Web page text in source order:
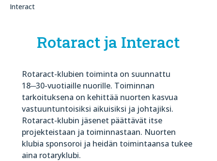
Interact
Rotaract ja Interact
Rotaract-klubien toiminta on suunnattu
18─30-vuotiaille nuorille. Toiminnan
tarkoituksena on kehittää nuorten kasvua
vastuuntuntoisiksi aikuisiksi ja johtajiksi.
Rotaract-klubin jäsenet päättävät itse
projekteistaan ja toiminnastaan. Nuorten
klubia sponsoroi ja heidän toimintaansa tukee
aina rotaryklubi.